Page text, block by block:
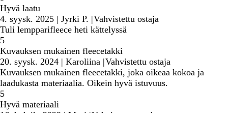
Hyvä laatu
4. syysk. 2025 | Jyrki P. |Vahvistettu ostaja
Tuli lempparifleece heti kättelyssä
5
Kuvauksen mukainen fleecetakki
20. syysk. 2024 | Karoliina |Vahvistettu ostaja
Kuvauksen mukainen fleecetakki, joka oikeaa kokoa ja
laadukasta materiaalia. Oikein hyvä istuvuus.
5
Hyvä materiaali